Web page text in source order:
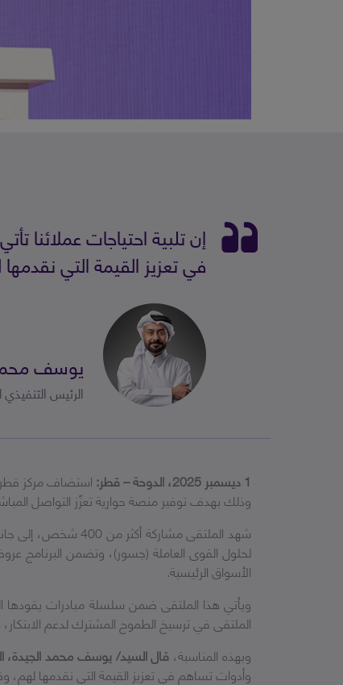
إن تلبية احتياجات
في تعزيز القيمة التي
يوسف
الرئيس
1ديسمبر 2025، الدوحة – قطر: استضاف مركز
وذلك بهدف توفير منصة حوارية تعزّز التواصل
شهد الملتقى
لحلول القوى العاملة (جسور)، وتضمن البرنامج
الأسواق الرئيسية.
ويأتي هذا الملتقى ضمن سلسلة مبادرات يقودها
الملتقى في ترسيخ الطموح المشترك لدعم الابتكار،
وبهذه المناسبة، قال السيد/ يوسف محمد الجيدة،
وأدوات تساهم في تعزيز القيمة التي نقدمها لهم،